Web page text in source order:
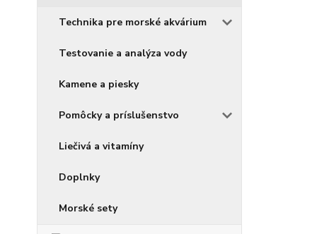
Technika pre morské akvárium
Testovanie a analýza vody
Kamene a piesky
Pomôcky a príslušenstvo
Liečivá a vitamíny
Doplnky
Morské sety